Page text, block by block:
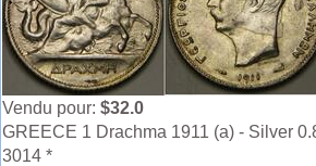
Vendu pour: $32.0
GREECE 1 Drachma 1911 (a) - Silver
3014 *